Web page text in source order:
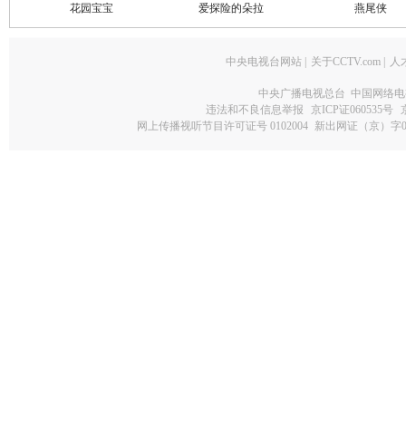
花园宝宝 爱探险的朵拉 燕尾侠
中央电视台网站 关于CCTV.com 人
中央广播电视总台 中国网络
违法和不良信息举报
京ICP证060535号
网上传播视听节目许可证号 0102004 新出网证（京）